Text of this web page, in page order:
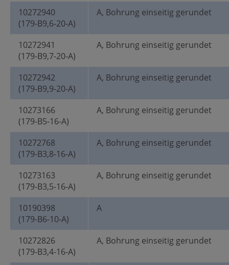
10272940
(179-B9,6-20-A)
A, Bohrung einseitig gerundet
10272941
(179-B9,7-20-A)
A, Bohrung einseitig gerundet
10272942
(179-B9,9-20-A)
A, Bohrung einseitig gerundet
10273166
(179-B5-16-A)
A, Bohrung einseitig gerundet
10272768
(179-B3,8-16-A)
A, Bohrung einseitig gerundet
10273163
(179-B3,5-16-A)
A, Bohrung einseitig gerundet
10190398
(179-B6-10-A)
A
10272826
(179-B3,4-16-A)
A, Bohrung einseitig gerundet